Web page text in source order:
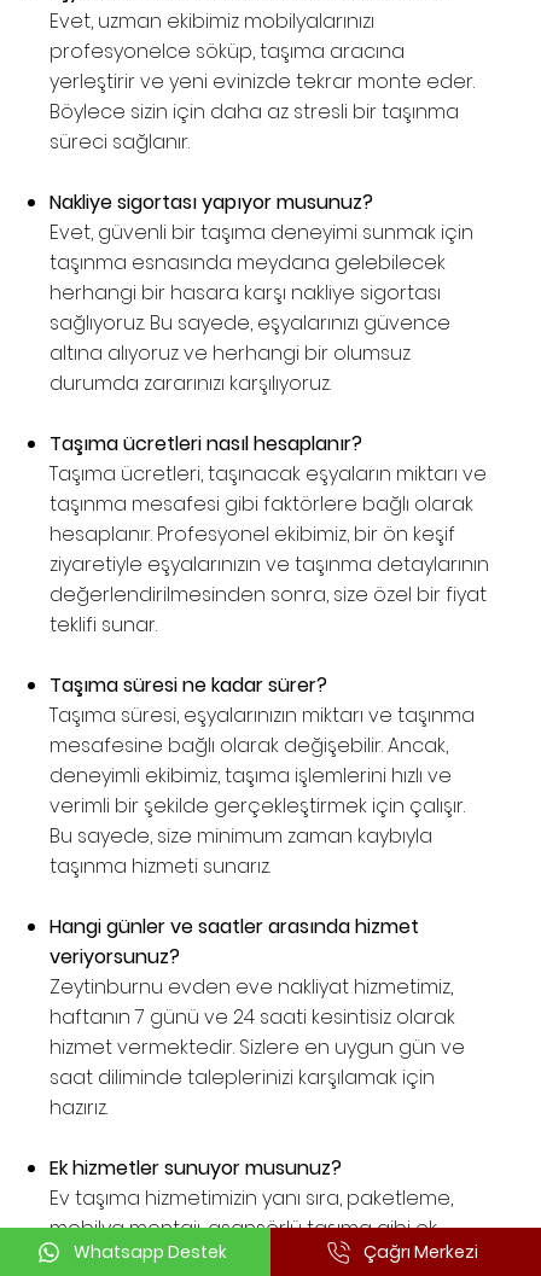
Evet, uzman ekibimiz mobilyalarınızı
profesyonelce söküp, taşıma aracına
yerleştirir ve yeni evinizde tekrar monte eder.
Böylece sizin için daha az stresli bir taşınma
süreci sağlanır.
Nakliye sigortası yapıyor musunuz?
Evet, güvenli bir taşıma deneyimi sunmak için
taşınma esnasında meydana gelebilecek
herhangi bir hasara karşı nakliye sigortası
sağlıyoruz. Bu sayede, eşyalarınızı güvence
altına alıyoruz ve herhangi bir olumsuz
durumda zararınızı karşılıyoruz.
Taşıma ücretleri nasıl hesaplanır?
Taşıma ücretleri, taşınacak eşyaların miktarı ve
taşınma mesafesi gibi faktörlere bağlı olarak
hesaplanır. Profesyonel ekibimiz, bir ön keşif
ziyaretiyle eşyalarınızın ve taşınma detaylarının
değerlendirilmesinden sonra, size özel bir fiyat
teklifi sunar.
Taşıma süresi ne kadar sürer?
Taşıma süresi, eşyalarınızın miktarı ve taşınma
mesafesine bağlı olarak değişebilir. Ancak,
deneyimli ekibimiz, taşıma işlemlerini hızlı ve
verimli bir şekilde gerçekleştirmek için çalışır.
Bu sayede, size minimum zaman kaybıyla
taşınma hizmeti sunarız.
Hangi günler ve saatler arasında hizmet
veriyorsunuz?
Zeytinburnu evden eve nakliyat hizmetimiz,
haftanın 7 günü ve 24 saati kesintisiz olarak
hizmet vermektedir. Sizlere en uygun gün ve
saat diliminde taleplerinizi karşılamak için
hazırız.
Ek hizmetler sunuyor musunuz?
Ev taşıma hizmetimizin yanı sıra, paketleme,
mobilya montajı, asansörlü taşıma gibi ek
hizmetler de sunmaktayız. Size sunduğumuz
Whatsapp Destek Çağrı Merkezi